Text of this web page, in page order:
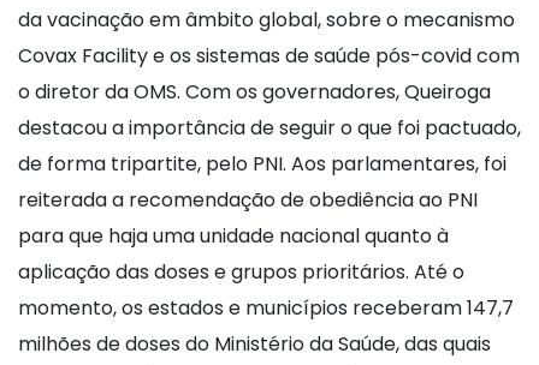
da vacinação em âmbito global, sobre o mecanismo
Covax Facility e os sistemas de saúde pós-covid com
o diretor da OMS. Com os governadores, Queiroga
destacou a importância de seguir o que foi pactuado,
de forma tripartite, pelo PNI. Aos parlamentares, foi
reiterada a recomendação de obediência ao PNI
para que haja uma unidade nacional quanto à
aplicação das doses e grupos prioritários. Até o
momento, os estados e municípios receberam 147,7
milhões de doses do Ministério da Saúde, das quais